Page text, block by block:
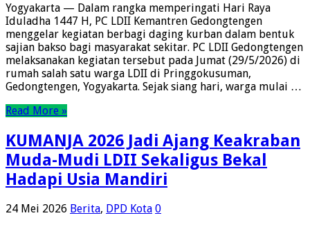
Yogyakarta — Dalam rangka memperingati Hari Raya
Iduladha 1447 H, PC LDII Kemantren Gedongtengen
menggelar kegiatan berbagi daging kurban dalam bentuk
sajian bakso bagi masyarakat sekitar. PC LDII Gedongtengen
melaksanakan kegiatan tersebut pada Jumat (29/5/2026) di
rumah salah satu warga LDII di Pringgokusuman,
Gedongtengen, Yogyakarta. Sejak siang hari, warga mulai …
Read More »
KUMANJA 2026 Jadi Ajang Keakraban
Muda-Mudi LDII Sekaligus Bekal
Hadapi Usia Mandiri
24 Mei 2026 Berita, DPD Kota 0